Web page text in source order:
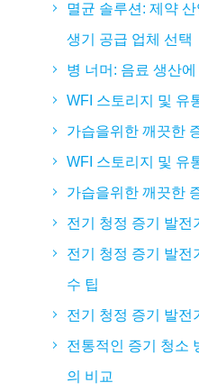
멸균 솔루션: 제약
생기 공급 업체 선택
병 너머: 음료 생산
WFI 스토리지 및 유
가습을위한 깨끗한
WFI 스토리지 및 유
가습을위한 깨끗한
전기 청정 증기 발전
전기 청정 증기 발전
수 팁
전기 청정 증기 발전
전통적인 증기 청소
의 비교